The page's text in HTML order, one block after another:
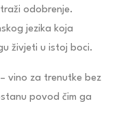
odobrenje.
jezika koja
živjeti u istoj boci.
vino za trenutke bez
povod čim ga